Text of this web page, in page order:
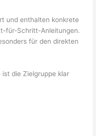
und enthalten konkrete
für-Schritt-Anleitungen.
für den direkten
ist die Zielgruppe klar